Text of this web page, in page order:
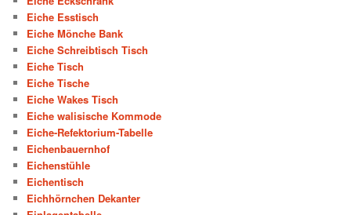
Eiche Esstisch
Eiche Mönche Bank
Eiche Schreibtisch Tisch
Eiche Tisch
Eiche Tische
Eiche Wakes Tisch
Eiche walisische Kommode
Eiche-Refektorium-Tabelle
Eichenbauernhof
Eichenstühle
Eichentisch
Eichhörnchen Dekanter